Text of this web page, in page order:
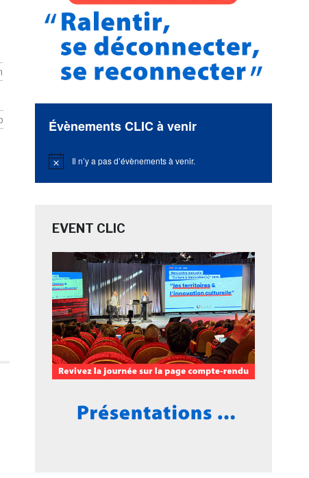
Évènements CLIC à venir
Notice Il n’y a pas d’évènements à venir.
EVENT CLIC